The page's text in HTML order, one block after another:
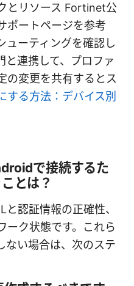
とリソース Fortinet公
ポートページを参考
ューティングを確認し
と連携して、プロファ
の変更を共有するとス
する方法：デバイス別
で接続するた
とは？
認証情報の正確性、
ーク状態です。これら
ない場合は、次のステ